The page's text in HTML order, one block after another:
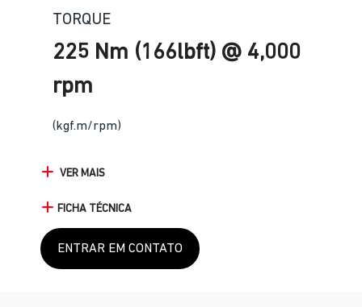
TORQUE
225 Nm (166lbft) @ 4,000
rpm
(kgf.m/rpm)
VER MAIS
FICHA TÉCNICA
ENTRAR EM CONTATO